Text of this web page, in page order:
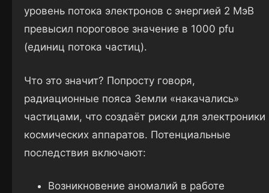
уровень потока электронов с энергией 2 МэВ
превысил пороговое значение в 1000 pfu
(единиц потока частиц).
Что это значит? Попросту говоря,
радиационные пояса Земли «накачались»
частицами, что создаёт риски для электроники
космических аппаратов. Потенциальные
последствия включают:
Возникновение аномалий в работе